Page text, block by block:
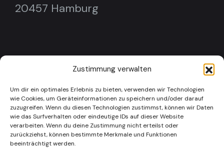
Zustimmung verwalten
Um dir ein optimales Erlebnis zu bieten, verwenden wir Technologien
wie Cookies, um Geräteinformationen zu speichern und/oder darauf
zuzugreifen. Wenn du diesen Technologien zustimmst, können wir Daten
wie das Surfverhalten oder eindeutige IDs auf dieser Website
verarbeiten. Wenn du deine Zustimmung nicht erteilst oder
zurückziehst, können bestimmte Merkmale und Funktionen
beeinträchtigt werden.
20457 Hamburg
KONTAKTIER UNS:
hui@hamburger-umweltinst.org
SPENDEN